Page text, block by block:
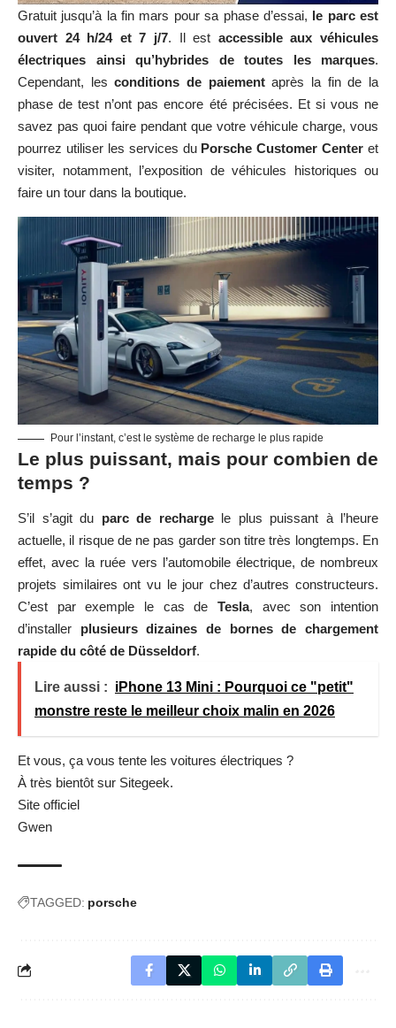
Gratuit jusqu’à la fin mars pour sa phase d’essai, le parc est
ouvert 24 h/24 et 7 j/7. Il est accessible aux véhicules
électriques ainsi qu’hybrides de toutes les marques.
Cependant, lesconditions de paiementaprès la fin de la
phase de test n’ont pas encore été précisées. Et si vous ne
savez pas quoi faire pendant que votre véhicule charge, vous
pourrez utiliser les services du Porsche Customer Center et
visiter, notamment, l’exposition de véhicules historiques ou
faire un tour dans la boutique.
Pour l’instant, c’est le système de recharge le plus rapide
Le plus puissant, mais pour combien de
temps ?
S’il s’agit du parc de rechargele plus puissant à l’heure
actuelle, il risque de ne pas garder son titre très longtemps. En
effet, avec la ruée vers l’automobile électrique, de nombreux
projets similaires ont vu le jour chez d’autres constructeurs.
C’est par exemple le cas de Tesla, avec son intention
d’installer plusieurs dizaines de bornes de chargement
rapide du côté de Düsseldorf.
Lire aussi : iPhone 13 Mini : Pourquoi ce "petit"
monstre reste le meilleur choix malin en 2026
Et vous, ça vous tente les voitures électriques ?
À très bientôt sur Sitegeek.
Site officiel
Gwen
TAGGED: porsche